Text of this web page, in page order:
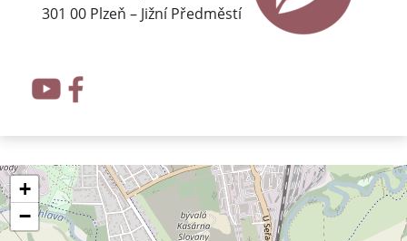
301 00 Plzeň – Jižní Předměstí
+
−